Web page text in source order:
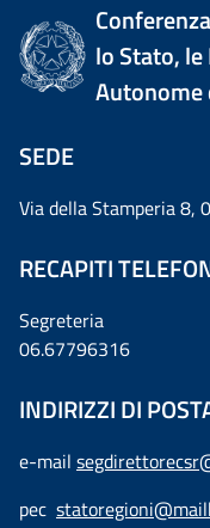
lo Stato,
Autonome
SEDE
Via della Stamperia 8,
RECAPITI
Segreteria
06.67796316
INDIRIZZI DI
e-mail
pec